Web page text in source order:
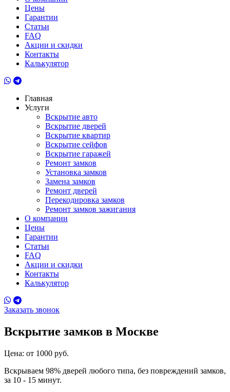
Цены
Гарантии
Статьи
FAQ
Акции и скидки
Контакты
Калькулятор
Главная
Услуги
Вскрытие авто
Вскрытие дверей
Вскрытие квартир
Вскрытие сейфов
Вскрытие гаражей
Ремонт замков
Установка замков
Замена замков
Ремонт дверей
Перекодировка замков
Ремонт замков зажигания
О компании
Цены
Гарантии
Статьи
FAQ
Акции и скидки
Контакты
Калькулятор
Заказать звонок
Вскрытие замков в Москве
Цена: от 1000 руб.
Вскрываем 98% дверей любого типа, без повреждений замков,
за 10 - 15 минут.